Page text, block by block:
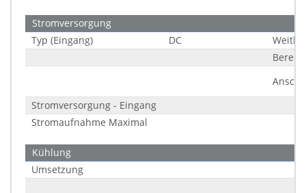
Stromversorgung
Typ (Eingang)
DC
Stromversorgung - Eingang
Stromaufnahme Maximal
Kühlung
Umsetzung